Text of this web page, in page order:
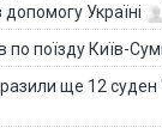
Україні
по поїзду Київ-
ще 12 суден